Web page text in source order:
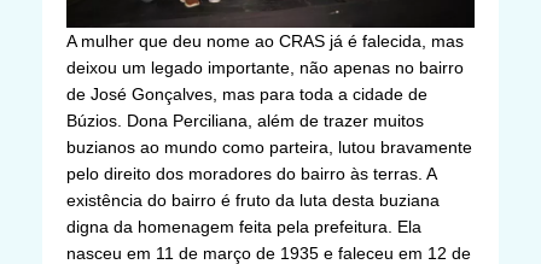
A mulher que deu nome ao CRAS já é falecida, mas
deixou um legado importante, não apenas no bairro
de José Gonçalves, mas para toda a cidade de
Búzios. Dona Perciliana, além de trazer muitos
buzianos ao mundo como parteira, lutou bravamente
pelo direito dos moradores do bairro às terras. A
existência do bairro é fruto da luta desta buziana
digna da homenagem feita pela prefeitura. Ela
nasceu em 11 de março de 1935 e faleceu em 12 de